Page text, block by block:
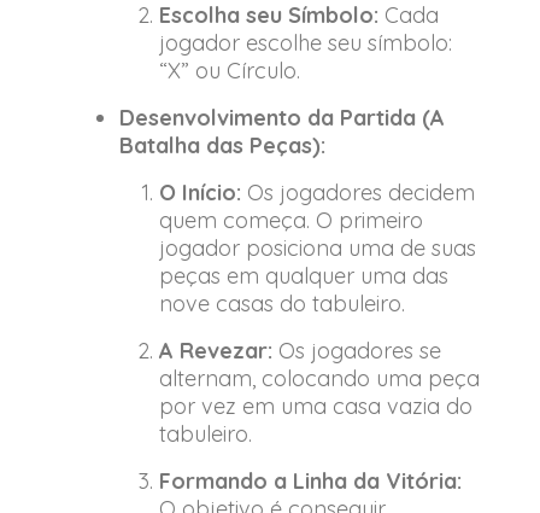
Escolha seu Símbolo: Cada
jogador escolhe seu símbolo:
“X” ou Círculo.
Desenvolvimento da Partida (A
Batalha das Peças):
O Início: Os jogadores decidem
quem começa. O primeiro
jogador posiciona uma de suas
peças em qualquer uma das
nove casas do tabuleiro.
A Revezar: Os jogadores se
alternam, colocando uma peça
por vez em uma casa vazia do
tabuleiro.
Formando a Linha da Vitória: